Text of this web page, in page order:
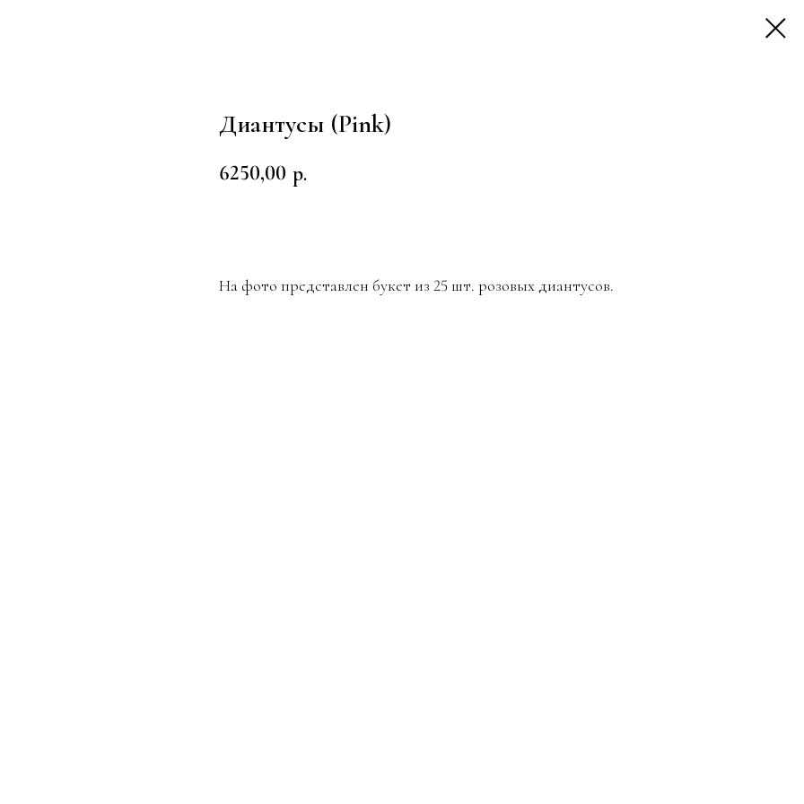
Диантусы (Pink)
6250,00 р.
На фото представлен букет из 25 шт. розовых диантусов.